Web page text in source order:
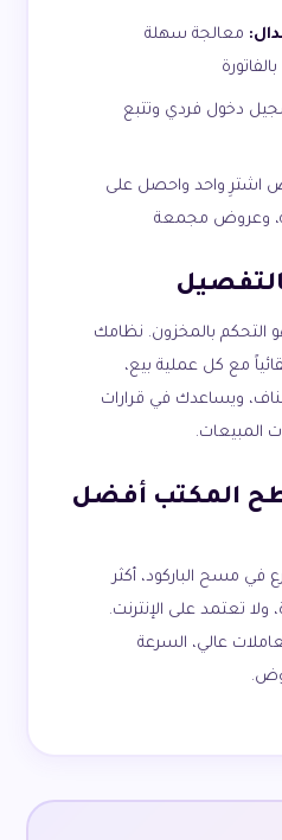
معالجة سهلة
دخول فردي وتتبع
اشترِ واحد واحصل على
وعروض مجمعة
التحكم بالمخزون. نظامك
مع كل عملية بيع،
ويساعدك في قرارات
المبيعات.
المكتب أفضل
مسح الباركود، أكثر
تعتمد على الإنترنت.
عالي، السرعة